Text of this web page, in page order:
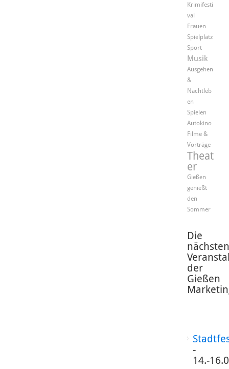
Krimifesti
val
Frauen
Spielplatz
Sport
Musik
Ausgehen
&
Nachtleb
en
Spielen
Autokino
Filme &
Vorträge
Theat
er
Gießen
genießt
den
Sommer
Die
nächsten
der
Gießen
-
14.-